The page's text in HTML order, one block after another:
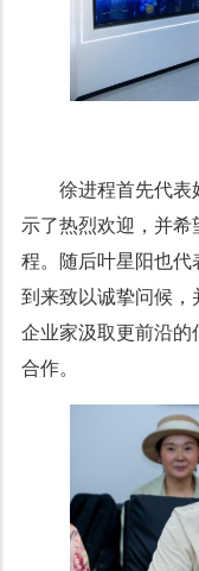
徐进程首先代表
示了热烈欢迎，并
程。随后叶星阳也代
到来致以诚挚问候，
企业家汲取更前沿的
合作。